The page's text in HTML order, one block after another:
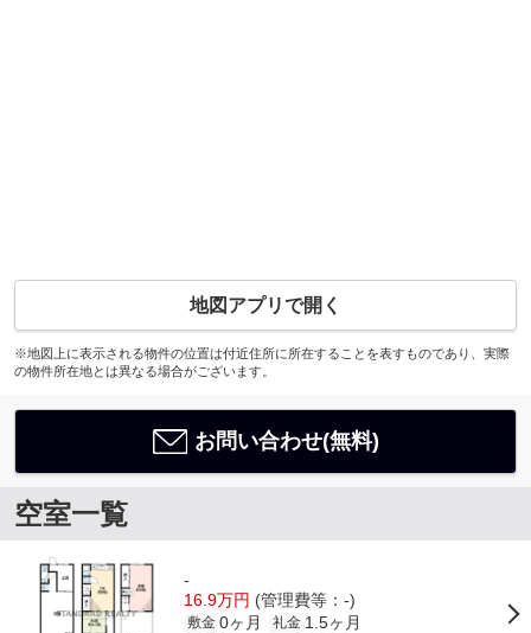
地図アプリで開く
※地図上に表示される物件の位置は付近住所に所在することを表すものであり、実際
の物件所在地とは異なる場合がございます。
お問い合わせ(無料)
空室一覧
-
16.9万円 (管理費等：-)
敷金 0ヶ月 礼金 1.5ヶ月